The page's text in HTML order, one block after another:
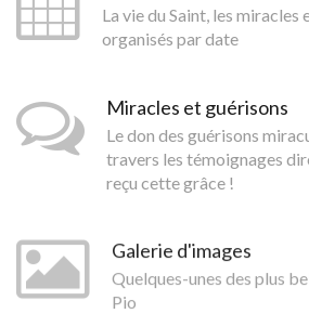
La vie du Saint, les miracles
organisés par date
Miracles et guérisons
Le don des guérisons
travers les témoignages
reçu cette grâce !
Galerie d'images
Quelques-unes des plus
Pio